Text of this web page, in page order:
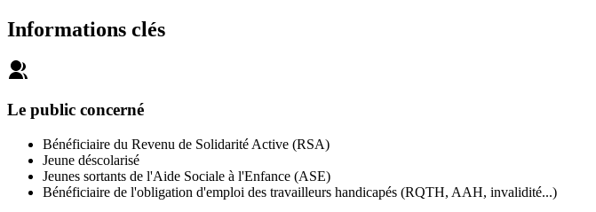
Informations clés
Le public concerné
Bénéficiaire du Revenu de Solidarité Active (RSA)
Jeune déscolarisé
Jeunes sortants de l'Aide Sociale à l'Enfance (ASE)
Bénéficiaire de l'obligation d'emploi des travailleurs handicapés (RQTH, AAH, invalidité...)